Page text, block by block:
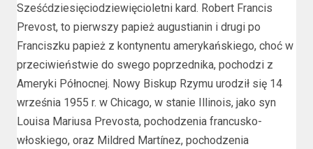
Sześćdziesięciodziewięcioletni kard. Robert Francis
Prevost, to pierwszy papież augustianin i drugi po
Franciszku papież z kontynentu amerykańskiego, choć w
przeciwieństwie do swego poprzednika, pochodzi z
Ameryki Północnej. Nowy Biskup Rzymu urodził się 14
września 1955 r. w Chicago, w stanie Illinois, jako syn
Louisa Mariusa Prevosta, pochodzenia francusko-
włoskiego, oraz Mildred Martínez, pochodzenia